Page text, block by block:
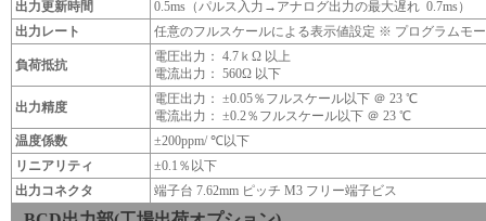
出力更新時間
0.5ms（パルス入力→アナログ出力の最大遅れ 0.7ms）
出力レート
任意のフルスケールによる表示値設定 ※ プログラムモ
負荷抵抗
電圧出力： 4.7ｋΩ 以上
電流出力： 560Ω 以下
出力精度
電圧出力： ±0.05％フルスケール以下 ＠ 23 ℃
電流出力： ±0.2％フルスケール以下 ＠ 23 ℃
温度係数
±200ppm/ ℃以下
リニアリティ
±0.1％以下
出力コネクタ
端子台 7.62mm ピッチ M3 フリー端子ビス